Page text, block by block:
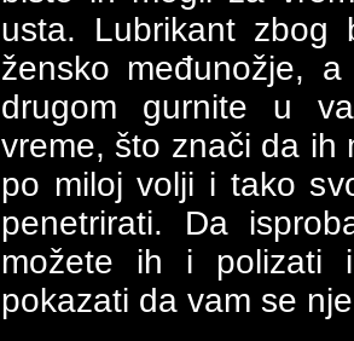
usta. Lubrikant zbog
žensko međunožje,
drugom gurnite u
vreme, što znači da ih
po miloj volji i tako
penetrirati. Da
možete ih i
pokazati da vam se